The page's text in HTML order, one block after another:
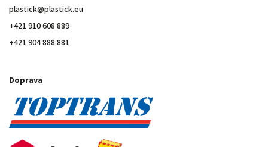
plastick@plastick.eu
+421 910 608 889
+421 904 888 881
Doprava